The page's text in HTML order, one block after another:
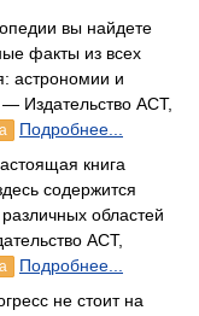
вы найдете
факты из всех
астрономии и
Издательство АСТ,
Подробнее...
книга
содержится
областей
АСТ,
Подробнее...
не стоит на